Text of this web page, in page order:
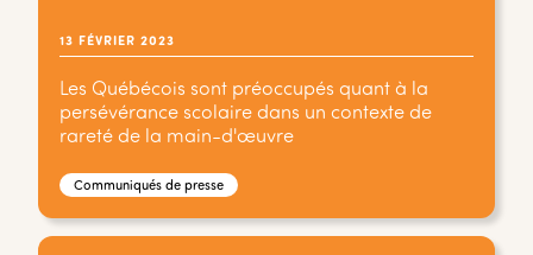
13 FÉVRIER 2023
Les Québécois sont préoccupés quant à la
persévérance scolaire dans un contexte de
rareté de la main-d'œuvre
Communiqués de presse